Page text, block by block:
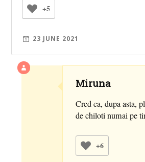
+5
23 JUNE 2021
Miruna
Cred ca, dupa asta,
de chiloti numai pe
+6